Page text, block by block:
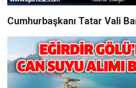
Cumhurbaşkanı Tatar Vali